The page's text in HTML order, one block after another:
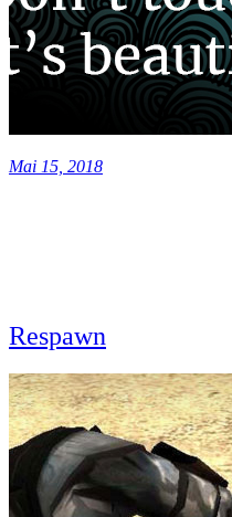
Mai 15, 2018
Respawn